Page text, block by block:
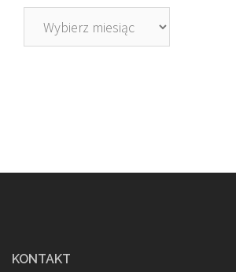
Archiwa
KONTAKT